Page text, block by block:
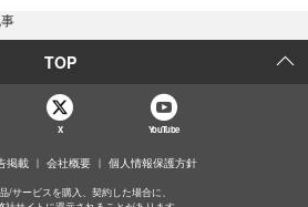
TOP
X YouTube
掲載 会社概要 個人情報保護方針
/サービスを購入、契約した場合に、